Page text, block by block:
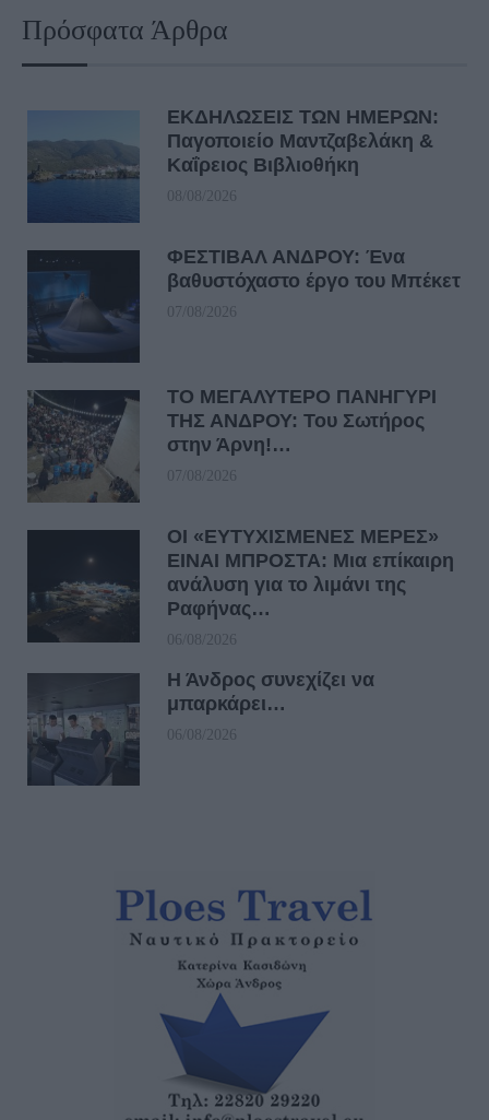
Πρόσφατα Άρθρα
ΕΚΔΗΛΩΣΕΙΣ ΤΩΝ ΗΜΕΡΩΝ:
Παγοποιείο Μαντζαβελάκη &
Καΐρειος Βιβλιοθήκη
08/08/2026
ΦΕΣΤΙΒΑΛ ΑΝΔΡΟΥ: Ένα
βαθυστόχαστο έργο του Μπέκετ
07/08/2026
ΤΟ ΜΕΓΑΛΥΤΕΡΟ ΠΑΝΗΓΥΡΙ
ΤΗΣ ΑΝΔΡΟΥ: Του Σωτήρος
στην Άρνη!…
07/08/2026
ΟΙ «ΕΥΤΥΧΙΣΜΕΝΕΣ ΜΕΡΕΣ»
ΕΙΝΑΙ ΜΠΡΟΣΤΑ: Μια επίκαιρη
ανάλυση για το λιμάνι της
Ραφήνας…
06/08/2026
Η Άνδρος συνεχίζει να
μπαρκάρει…
06/08/2026